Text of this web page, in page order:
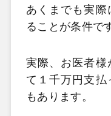
あくまでも実際
ることが条件で
実際、お医者様
て１千万円支払
もあります。